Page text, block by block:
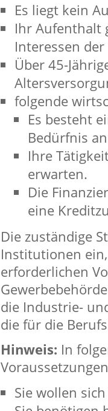
Es liegt kein
Ihr Aufenthalt
Interessen
Über 45-
folgende
Es besteht
Bedürfnis
Ihre
erwarten.
Die
eine
Die zuständige
Institutionen
erforderlichen
die Industrie-
die für die
Hinweis: In
Sie wollen